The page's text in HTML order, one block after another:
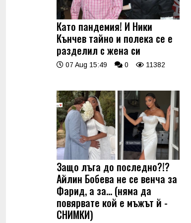
Като пандемия! И Ники
Кънчев тайно и полека се е
разделил с жена си
07 Aug 15:49 0 11382
Защо лъга до последно?!?
Айлин Бобева не се венча за
Фарид, а за... (няма да
повярвате кой е мъжът й -
СНИМКИ)